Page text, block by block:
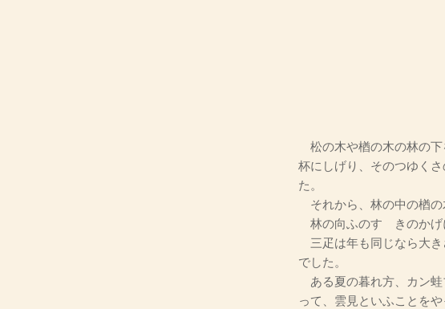
松の木や楢の木の林の下
杯にしげり、そのつゆく
た。
それから、林の中の楢の
林の向ふのすゝきのかげ
三疋は年も同じなら大き
でした。
ある夏の暮れ方、カン蛙
って、雲見といふことを